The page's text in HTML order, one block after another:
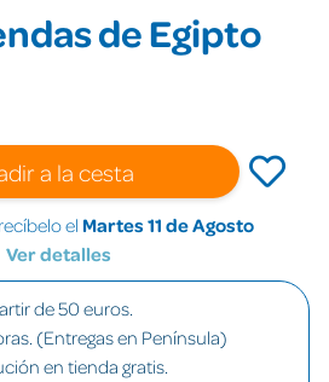
de Egipto
a la cesta
el Martes 11 de Agosto
Ver detalles
de 50 euros.
(Entregas en Península)
en tienda gratis.